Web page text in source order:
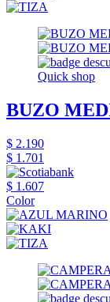
Quick shop
BUZO
$ 2.190
$ 1.701
$ 1.607
Color